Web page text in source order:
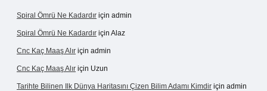
Spiral Ömrü Ne Kadardır için admin
Spiral Ömrü Ne Kadardır için Alaz
Cnc Kaç Maaş Alır için admin
Cnc Kaç Maaş Alır için Uzun
Tarihte Bilinen Ilk Dünya Haritasını Çizen Bilim Adamı Kimdir için admin